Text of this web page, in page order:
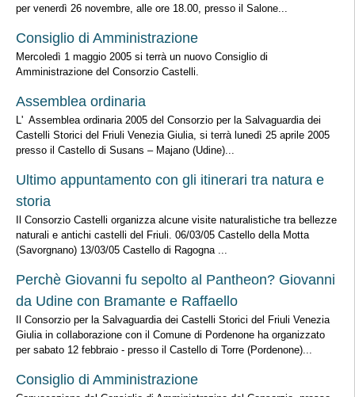
per venerdì 26 novembre, alle ore 18.00, presso il Salone...
Consiglio di Amministrazione
Mercoledì 1 maggio 2005 si terrà un nuovo Consiglio di
Amministrazione del Consorzio Castelli.
Assemblea ordinaria
L' Assemblea ordinaria 2005 del Consorzio per la Salvaguardia dei
Castelli Storici del Friuli Venezia Giulia, si terrà lunedì 25 aprile 2005
presso il Castello di Susans – Majano (Udine)...
Ultimo appuntamento con gli itinerari tra natura e
storia
Il Consorzio Castelli organizza alcune visite naturalistiche tra bellezze
naturali e antichi castelli del Friuli. 06/03/05 Castello della Motta
(Savorgnano) 13/03/05 Castello di Ragogna ...
Perchè Giovanni fu sepolto al Pantheon? Giovanni
da Udine con Bramante e Raffaello
Il Consorzio per la Salvaguardia dei Castelli Storici del Friuli Venezia
Giulia in collaborazione con il Comune di Pordenone ha organizzato
per sabato 12 febbraio - presso il Castello di Torre (Pordenone)...
Consiglio di Amministrazione